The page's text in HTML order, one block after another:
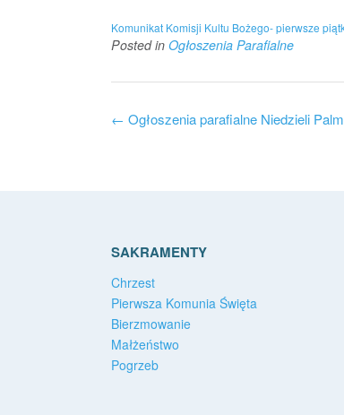
Komunikat Komisji Kultu Bożego- pierwsze
Posted in Ogłoszenia Parafialne
Post
← Ogłoszenia parafialne Niedzieli
SAKRAMENTY
Chrzest
Pierwsza Komunia Święta
Bierzmowanie
Małżeństwo
Pogrzeb